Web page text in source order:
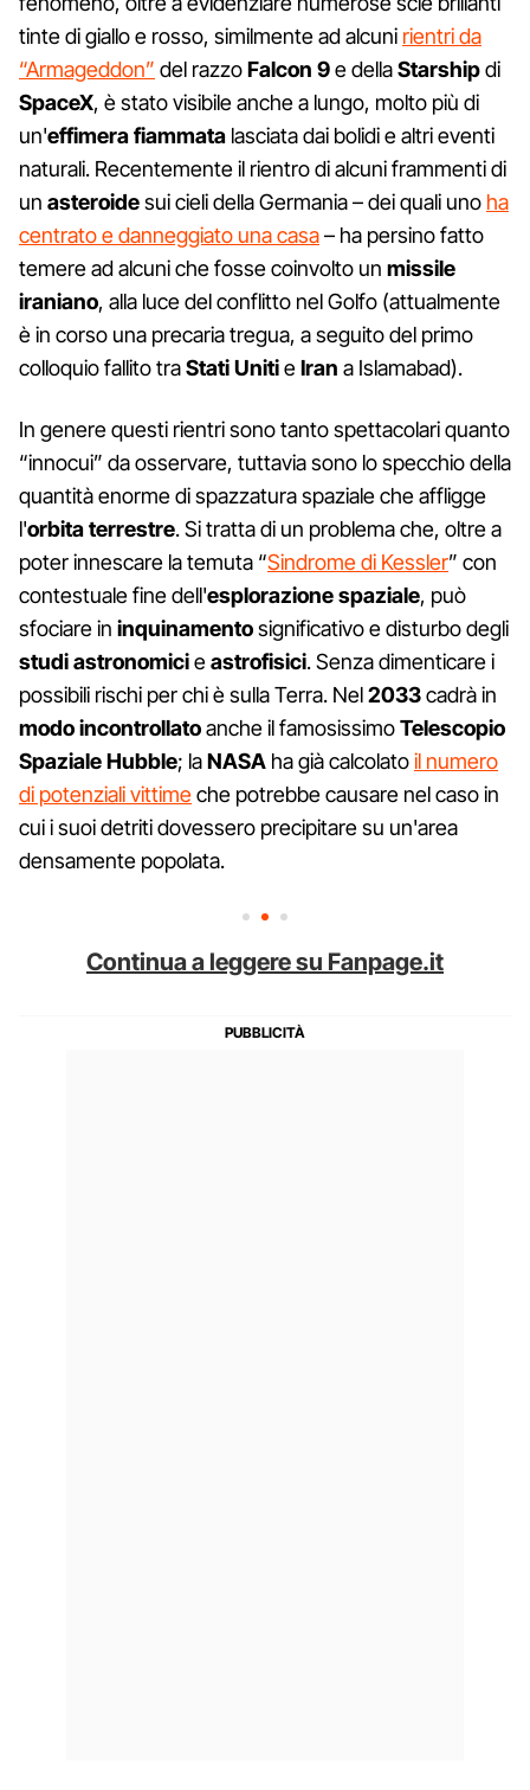
tinte di giallo e rosso, similmente ad alcuni rientri da
“Armageddon” del razzoFalcon 9e dellaStarshipdi
SpaceX, è stato visibile anche a lungo, molto più di
un'effimera fiammata lasciata dai bolidi e altri eventi
naturali. Recentemente il rientro di alcuni frammenti di
un asteroidesui cieli della Germania – dei quali uno ha
centrato e danneggiato una casa– ha persino fatto
temere ad alcuni che fosse coinvolto un missile
iraniano, alla luce del conflitto nel Golfo (attualmente
è in corso una precaria tregua, a seguito del primo
colloquio fallito traStati UnitieIran a Islamabad).
In genere questi rientri sono tanto spettacolari quanto
“innocui” da osservare, tuttavia sono lo specchio della
quantità enorme di spazzatura spaziale che affligge
l'orbita terrestre. Si tratta di un problema che, oltre a
poter innescare la temuta “Sindrome di Kessler” con
contestuale fine dell'esplorazione spaziale, può
sfociare in inquinamentosignificativo e disturbo degli
studi astronomicieastrofisici. Senza dimenticare i
possibili rischi per chi è sulla Terra. Nel2033cadrà in
modo incontrollatoanche il famosissimoTelescopio
Spaziale Hubble; laNASA ha già calcolatoil numero
di potenziali vittimeche potrebbe causare nel caso in
cui i suoi detriti dovessero precipitare su un'area
densamente popolata.
Continua a leggere su Fanpage.it